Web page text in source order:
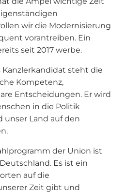
wir die Modernisierung
vorantreiben. Ein
seit 2017 werbe.
Kanzlerkandidat steht die
Kompetenz,
Entscheidungen. Er wird
in die Politik
Land auf den
der Union ist
Es ist ein
auf die
Zeit gibt und